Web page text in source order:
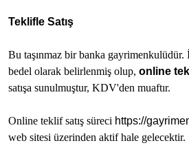
Teklifle Satış
Bu taşınmaz bir banka gayrimenkulüdür.
bedel olarak belirlenmiş olup, online
satışa sunulmuştur, KDV'den muaftır.
Online teklif satış süreci https://
web sitesi üzerinden aktif hale gelecektir.